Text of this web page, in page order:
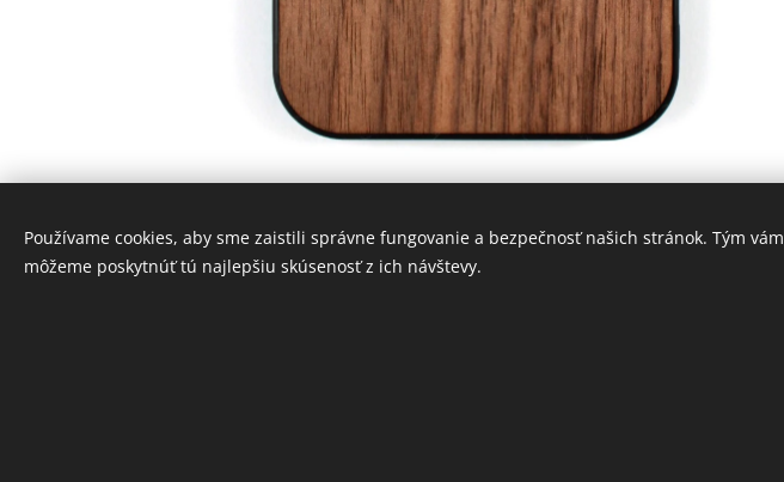
Používame cookies, aby sme zaistili správne fungovanie a bezpečnosť našich stránok. Tým vám
môžeme poskytnúť tú najlepšiu skúsenosť z ich návštevy.